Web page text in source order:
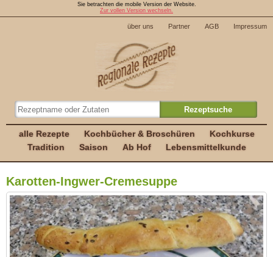
Sie betrachten die mobile Version der Website.
Zur vollen Version wechseln.
über uns Partner AGB Impressum
alle Rezepte Kochbücher & Broschüren
Kochkurse
Tradition
Saison Ab Hof Lebensmittelkunde
Karotten-Ingwer-Cremesuppe